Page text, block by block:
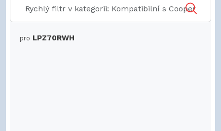
pro LPZ70RWH